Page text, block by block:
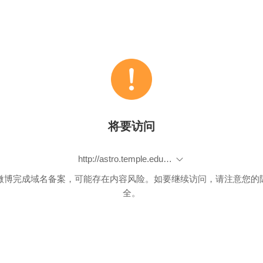
将要访问
http://astro.temple.edu/~tuc17157/pdfs/grbovic2015kddA.pdf
博完成域名备案，可能存在内容风险。如要继续访问，请注意您的
全。